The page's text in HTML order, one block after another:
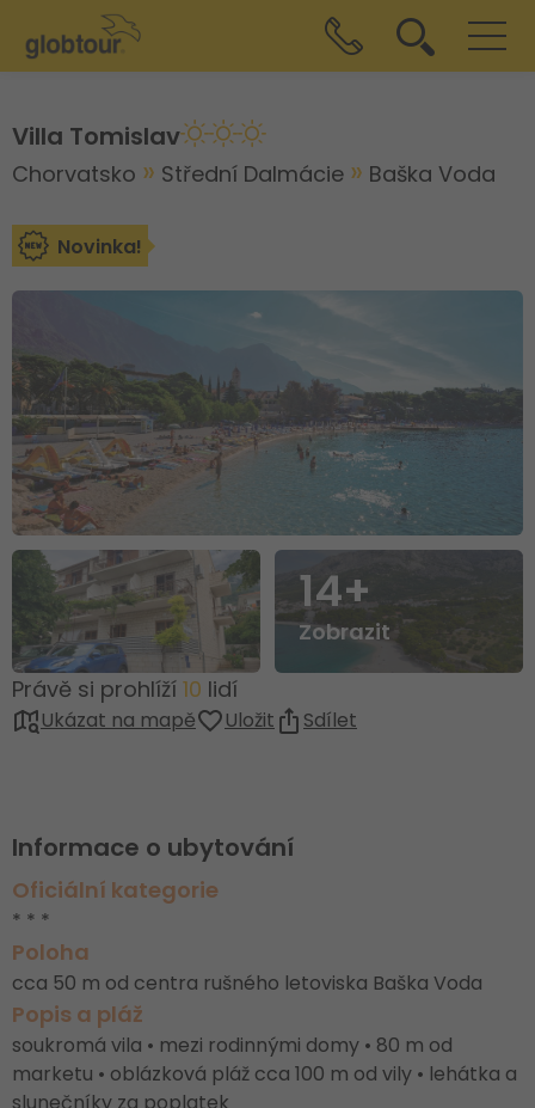
Villa Tomislav
Chorvatsko Střední Dalmácie Baška Voda
Novinka!
14+
Zobrazit
Právě si prohlíží 10 lidí
Ukázat na mapě Uložit Sdílet
Informace o ubytování
Oficiální kategorie
* * *
Poloha
cca 50 m od centra rušného letoviska Baška Voda
Popis a pláž
soukromá vila • mezi rodinnými domy • 80 m od
marketu • oblázková pláž cca 100 m od vily • lehátka a